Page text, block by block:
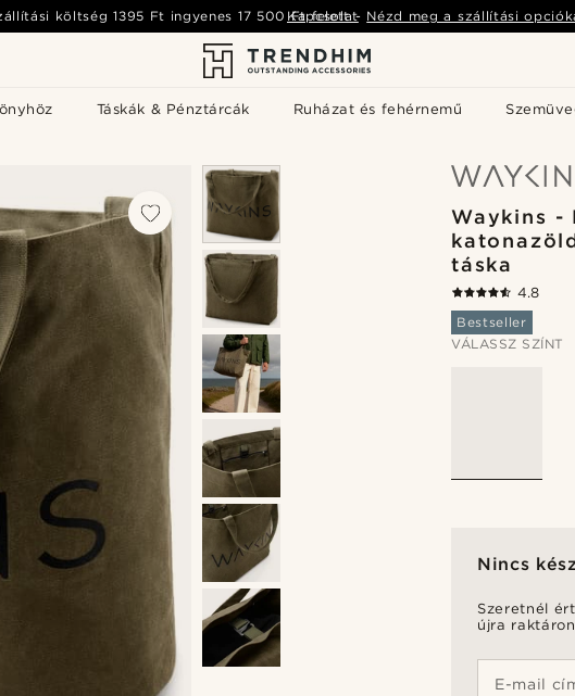
Táskák & Pénztárcák Ruházat és fehérnemű
költség1395 Ft ingyenes 17 500 Ft felett- Nézd meg a szállítási
Kapcsolat
Waykins -
táska
4.8
Bestseller
VÁLASSZ SZÍNT
Nincs
Szeretnél
újra
E-mail